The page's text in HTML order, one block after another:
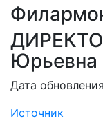
Юрьевна
Дата
Источник